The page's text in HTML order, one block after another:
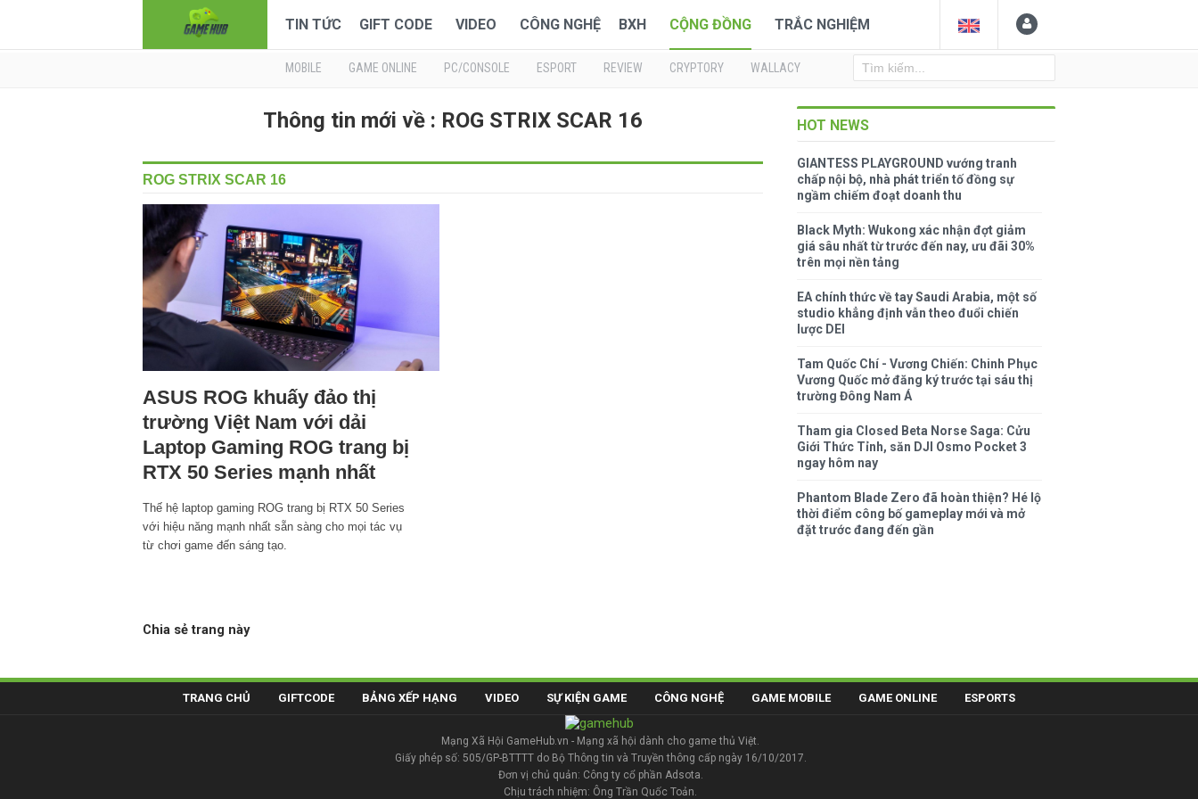
TIN TỨC GIFT CODE VIDEO CÔNG NGHỆ BXH CỘNG ĐỒNG TRẮC NGHIỆM
MOBILE GAME ONLINE PC/CONSOLE ESPORT REVIEW CRYPTORY WALLACY
Thông tin mới về : ROG STRIX SCAR 16
ROG STRIX SCAR 16
ASUS ROG khuấy đảo thị
trường Việt Nam với dải
Laptop Gaming ROG trang bị
RTX 50 Series mạnh nhất
Thế hệ laptop gaming ROG trang bị RTX 50 Series
với hiệu năng mạnh nhất sẵn sàng cho mọi tác vụ
từ chơi game đến sáng tạo.
Chia sẻ trang này
HOT NEWS
GIANTESS PLAYGROUND vướng tranh
chấp nội bộ, nhà phát triển tố đồng sự
ngầm chiếm đoạt doanh thu
Black Myth: Wukong xác nhận đợt giảm
giá sâu nhất từ trước đến nay, ưu đãi 30%
trên mọi nền tảng
EA chính thức về tay Saudi Arabia, một số
studio khẳng định vẫn theo đuổi chiến
lược DEI
Tam Quốc Chí - Vương Chiến: Chinh Phục
Vương Quốc mở đăng ký trước tại sáu thị
trường Đông Nam Á
Tham gia Closed Beta Norse Saga: Cửu
Giới Thức Tỉnh, săn DJI Osmo Pocket 3
ngay hôm nay
Phantom Blade Zero đã hoàn thiện? Hé lộ
thời điểm công bố gameplay mới và mở
đặt trước đang đến gần
TRANG CHỦ GIFTCODE BẢNG XẾP HẠNG VIDEO SỰ KIỆN GAME CÔNG NGHỆ GAME MOBILE GAME ONLINE ESPORTS
Mạng Xã Hội GameHub.vn - Mạng xã hội dành cho game thủ Việt.
Giấy phép số: 505/GP-BTTTT do Bộ Thông tin và Truyền thông cấp ngày 16/10/2017.
Đơn vị chủ quản: Công ty cổ phần Adsota.
Chịu trách nhiệm: Ông Trần Quốc Toản.